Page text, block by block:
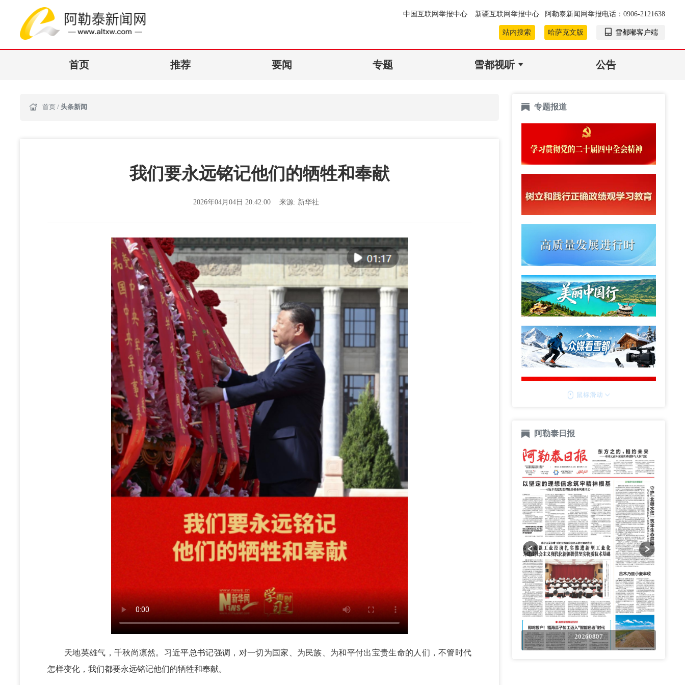
中国互联网举报中心 新疆互联网举报中心 阿勒泰新闻网举报电话：0906-2121638
站内搜索 哈萨克文版 雪都嘟客户端
首页 推荐 要闻 专题 雪都视听 公告
首页 / 头条新闻
我们要永远铭记他们的牺牲和奉献
2026年04月04日 20:42:00 来源: 新华社
天地英雄气，千秋尚凛然。习近平总书记强调，对一切为国家、为民族、为和平付出宝贵生命的人们，不管时代
怎样变化，我们都要永远铭记他们的牺牲和奉献。
专题报道
阿勒泰日报
20260807